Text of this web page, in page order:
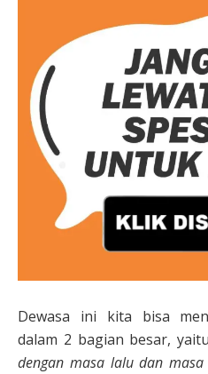
Dewasa ini kita bisa
dalam 2 bagian besar, yaitu
dengan masa lalu dan masa